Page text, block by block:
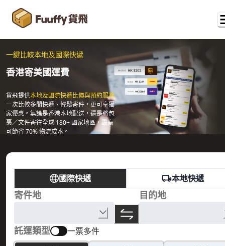
一鍵比較本地及國際快遞
香港寄美國運費
貨飛提供本地及國際快遞比價與預約服務
一次比較多間快遞、輕鬆寄件，更可享獨
家優惠。無論是香港本地配送，還是將包
裹／文件寄往全球 180+ 國家地區，最高
可節省 70% 物流成本。
國際快遞 本地快遞
寄件地 目的地
託運類型 一票多件